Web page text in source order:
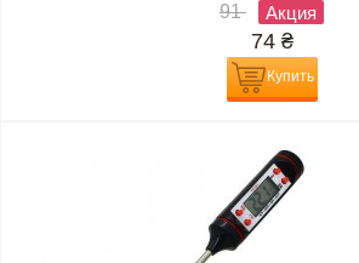
91 Акция
74 ₴
Купить